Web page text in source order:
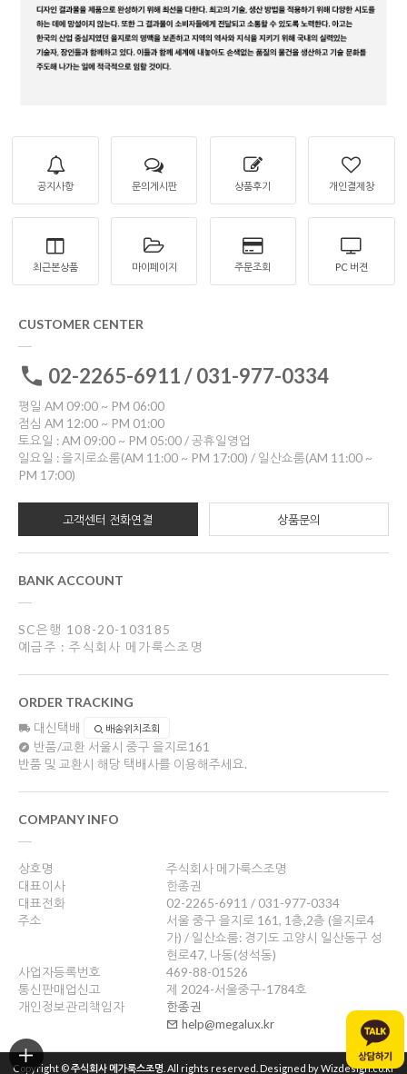
공지사항 문의게시판 상품후기 개인결제창
최근본상품 마이페이지 주문조회 PC 버젼
CUSTOMER CENTER
02-2265-6911 / 031-977-0334
평일 AM 09:00 ~ PM 06:00
점심 AM 12:00 ~ PM 01:00
토요일 : AM 09:00 ~ PM 05:00 / 공휴일영업
일요일 : 을지로쇼룸(AM 11:00 ~ PM 17:00) / 일산쇼룸(AM 11:00 ~
PM 17:00)
고객센터 전화연결 상품문의
BANK ACCOUNT
SC은행 108-20-103185
예금주 : 주식회사 메가룩스조명
ORDER TRACKING
대신택배 배송위치조회
반품/교환 서울시 중구 을지로161
반품 및 교환시 해당 택배사를 이용해주세요.
COMPANY INFO
상호명
주식회사 메가룩스조명
대표이사
한종권
대표전화
02-2265-6911 / 031-977-0334
주소
서울 중구 을지로 161, 1층,2층 (을지로4
가) / 일산쇼룸: 경기도 고양시 일산동구 성
현로47, 나동(성석동)
사업자등록번호
469-88-01526
통신판매업신고
제 2024-서울중구-1784호
개인정보관리책임자
한종권
help@megalux.kr
Copyright ©주식회사 메가룩스조명 . All rights reserved. Designed by Wizdesign.co.kr